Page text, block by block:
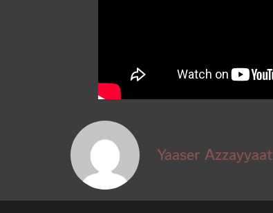
Yaaser Azzayyaat